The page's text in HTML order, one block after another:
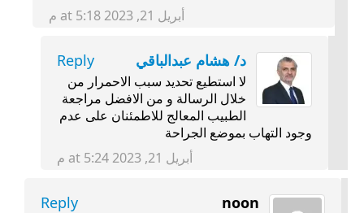
أبريل 21, 2023 at 5:18 م
د/ هشام عبدالباقي Reply
لا استطيع تحديد سبب الاحمرار من
خلال الرسالة و من الافضل مراجعة
الطبيب المعالج للاطمئنان على عدم
وجود التهاب بموضع الجراحة
أبريل 21, 2023 at 5:24 م
noon
Reply